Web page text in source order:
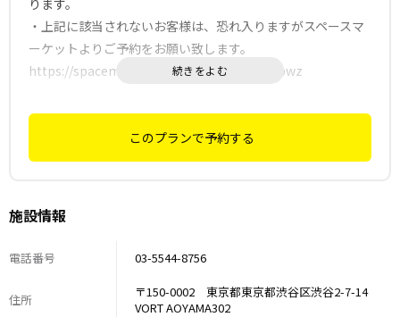
ります。
・上記に該当されないお客様は、恐れ入りますがスペースマ
ーケットよりご予約をお願い致します。
https://spacemarket.com/p/iGiFlV3isawi7bwz
このプランで予約する
施設情報
電話番号 03-5544-8756
住所
〒150-0002 東京都東京都渋谷区渋谷2-7-14
VORT AOYAMA302